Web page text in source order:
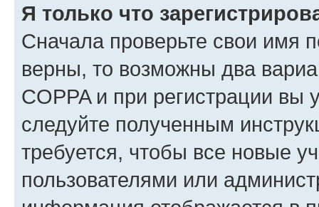
Я только что
Сначала проверьте свои имя
верны, то возможны два
COPPA и при регистрации вы
следуйте полученным
требуется, чтобы все новые
пользователями или